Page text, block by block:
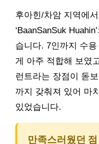
후아힌/차암 지역에
‘BaanSanSuk
습니다. 7인까지 수
게 아주 적합해 보였
런트라는 장점이 돋
까지 갖춰져 있어 마
있었습니다.
만족스러웠던 점